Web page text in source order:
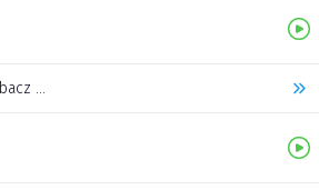
Piłka nożna - zobacz inne transmisje